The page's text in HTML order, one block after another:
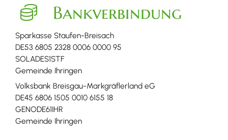
Bankverbindung
Sparkasse Staufen-Breisach
DE53 6805 2328 0006 0000 95
SOLADES1STF
Gemeinde Ihringen
Volksbank Breisgau-Markgräflerland eG
DE45 6806 1505 0010 6155 18
GENODE61IHR
Gemeinde Ihringen